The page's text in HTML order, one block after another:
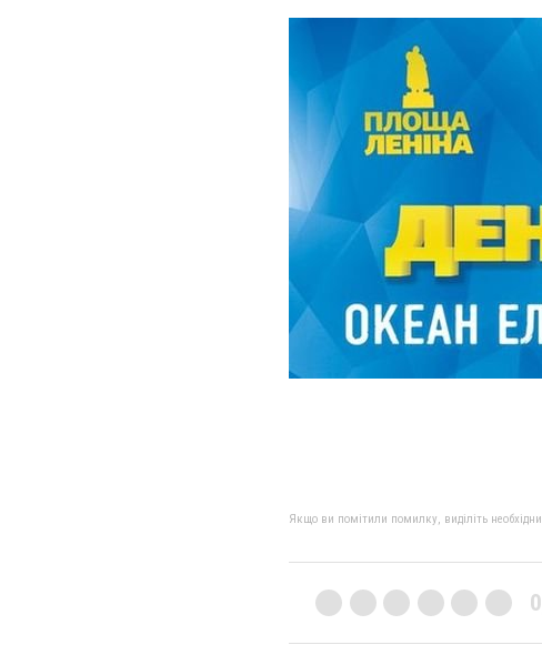
Якщо ви помітили помилку, виділіть